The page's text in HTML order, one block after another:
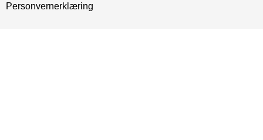
Personvernerklæring